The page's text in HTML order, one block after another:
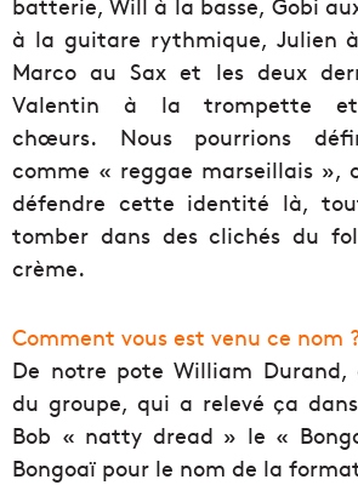
à la guitare rythmique, Julien
Marco au Sax et les deux
Valentin à la trompette
chœurs. Nous pourrions
comme « reggae marseillais »,
défendre cette identité là,
tomber dans des clichés du
crème.
Comment vous est venu ce nom
De notre pote William Durand,
du groupe, qui a relevé ça
Bob « natty dread » le «
Bongoaï pour le nom de la